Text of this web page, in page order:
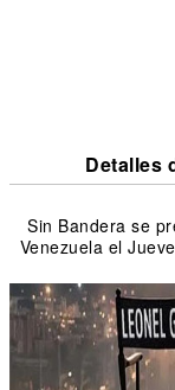
Detalles
Sin Bandera se
Venezuela el